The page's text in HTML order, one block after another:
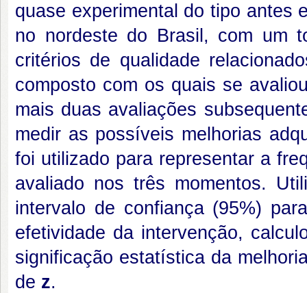
quase experimental do tipo antes
no nordeste do Brasil, com um
critérios de qualidade
composto com os quais se
mais duas avaliações
medir as possíveis melhorias
foi utilizado para representar a
avaliado nos três momentos.
intervalo de confiança (95%)
efetividade da intervenção,
significação estatística da
de z.